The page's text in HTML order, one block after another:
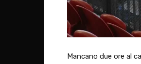
Mancano due ore al